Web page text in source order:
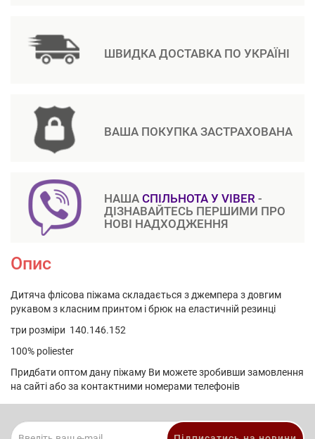
ШВИДКА ДОСТАВКА ПО УКРАЇНІ
ВАША ПОКУПКА ЗАСТРАХОВАНА
НАША СПІЛЬНОТА У VIBER -
ДІЗНАВАЙТЕСЬ ПЕРШИМИ ПРО
НОВІ НАДХОДЖЕННЯ
Опис
Дитяча флісова піжама складається з джемпера з довгим
рукавом з класним принтом і брюк на еластичній резинці
три розміри 140.146.152
100% poliester
Придбати оптом дану піжаму Ви можете зробивши замовлення
на сайті або за контактними номерами телефонів